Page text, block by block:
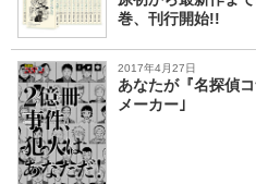
巻、刊行開始!!
2017年4月27日
あなたが『名探偵
メーカー｣